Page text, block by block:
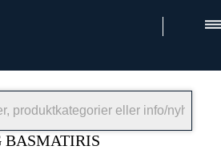
BASMATIRIS